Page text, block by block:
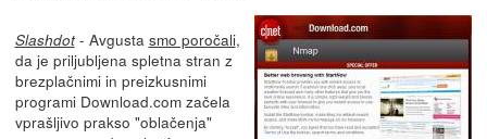
Slashdot- Avgusta smo poročali,
da je priljubljena spletna stran z
brezplačnimi in preizkusnimi
programi Download.com začela
vprašljivo prakso "oblačenja"